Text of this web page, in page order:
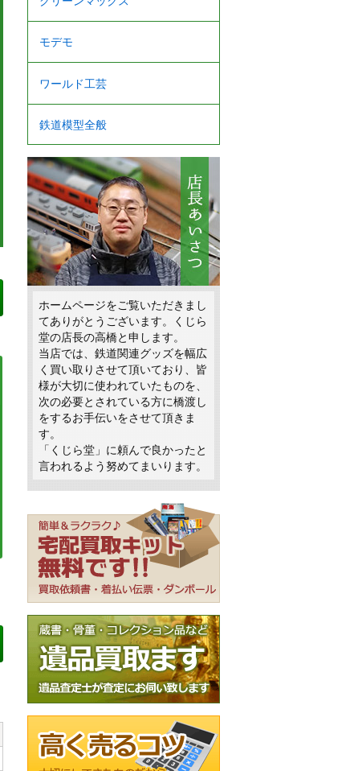
モデモ
ワールド工芸
鉄道模型全般
ホームページをご覧いただきまし
てありがとうございます。くじら
堂の店長の高橋と申します。
当店では、鉄道関連グッズを幅広
く買い取りさせて頂いており、皆
様が大切に使われていたものを、
次の必要とされている方に橋渡し
をするお手伝いをさせて頂きま
す。
「くじら堂」に頼んで良かったと
言われるよう努めてまいります。